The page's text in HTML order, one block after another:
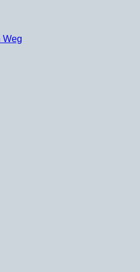
Weg